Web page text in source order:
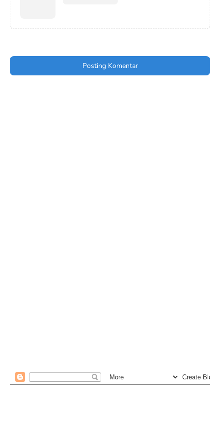
Posting Komentar